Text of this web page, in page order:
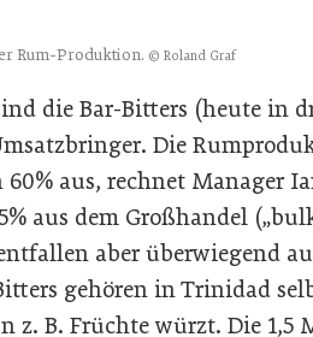
Rum-Produktion. © Roland Graf
die Bar-Bitters (heute in
Die
aus, rechnet Manager
aus dem Großhandel
aber überwiegend
gehören in Trinidad
z. B. Früchte würzt. Die 1,5